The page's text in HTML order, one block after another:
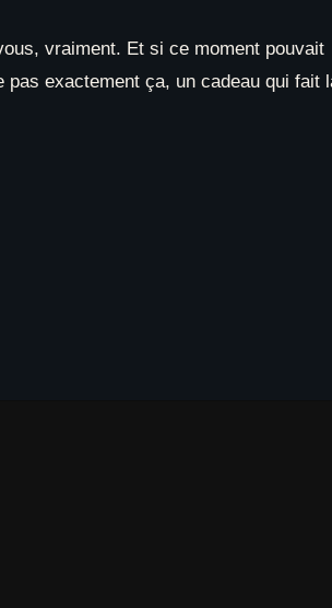
vraiment. Et si ce moment pouvait
pas exactement ça, un cadeau qui fait